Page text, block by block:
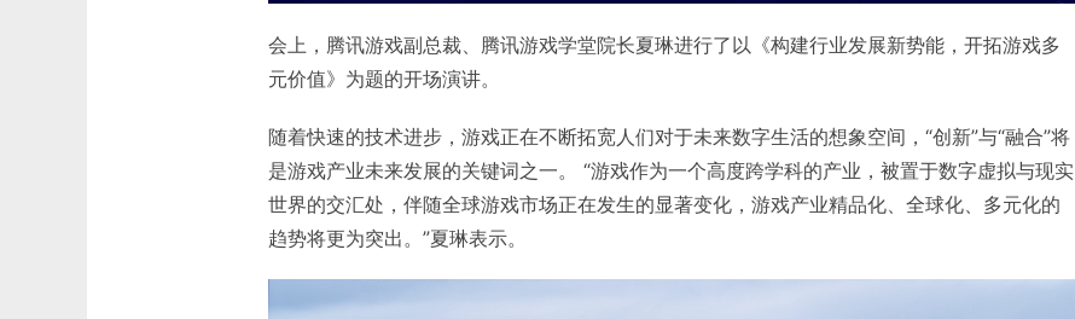
会上，腾讯游戏副总裁、腾讯游戏学堂院长夏琳进行了以《构建行业发展新势能，开拓游戏多
元价值》为题的开场演讲。
随着快速的技术进步，游戏正在不断拓宽人们对于未来数字生活的想象空间，“创新”与“融合”将
是游戏产业未来发展的关键词之一。 “游戏作为一个高度跨学科的产业，被置于数字虚拟与现实
世界的交汇处，伴随全球游戏市场正在发生的显著变化，游戏产业精品化、全球化、多元化的
趋势将更为突出。”夏琳表示。